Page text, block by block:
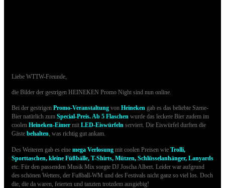
Liebe WTTW-Freunde,
die Bilder der gestrigen HEINEKEN Promo Night sind nun online.
Bei der gestrigen Promo-Veranstaltung von Heineken gab es das beliebte Szene-
Bier natürlich zum Special-Preis.Ab 5 Flaschen wurde das leckere Bier zudem im
coolen Heineken-Eimer mit LED-Eiswürfeln serviert. Die Eiswürfel durften die
Gäste behalten, was richtig gut ankam.
Des Weiteren gab es eine mega Verlosung mit coolen Preisen wie Trolli,
Sporttaschen, kleine Füßbälle, T-Shirts, Mützen, Schlüsselanhänger, Lanyards
etc. Für den passenden Musik Mix sorgte DJ Joscha Albert. Leider war aufgrund
des schönen Wetters, der Fußball-WM und des Festivals nicht ganz so viel los. Doch
die, die da waren, feierten und tanzten trotzdem ausgiebig!